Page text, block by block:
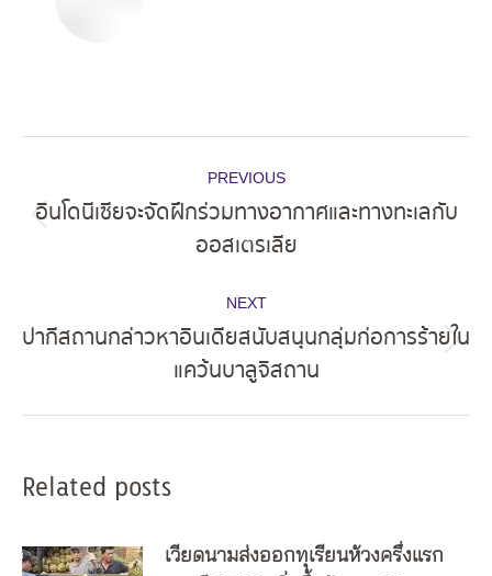
navigation
PREVIOUS
post:
อินโดนีเซียจะจัดฝึกร่วมทางอากาศและทางทะเลกับ
ออสเตรเลีย
NEXT
post:
ปากีสถานกล่าวหาอินเดียสนับสนุนกลุ่มก่อการร้ายใน
แคว้นบาลูจิสถาน
Related posts
เวียดนามส่งออกทุเรียนห้วงครึ่งแรก